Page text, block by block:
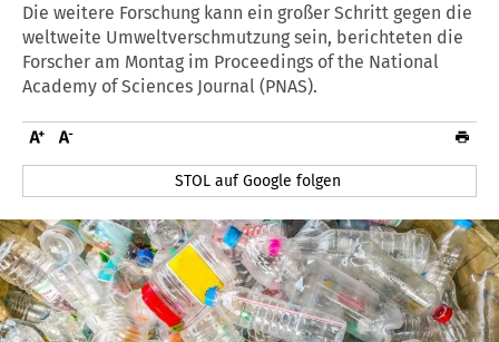
Die weitere Forschung kann ein großer Schritt gegen die
weltweite Umweltverschmutzung sein, berichteten die
Forscher am Montag im Proceedings of the National
Academy of Sciences Journal (PNAS).
STOL auf Google folgen